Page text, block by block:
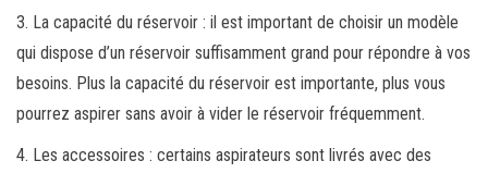
3. La capacité du réservoir : il est important de choisir un modèle
qui dispose d’un réservoir suffisamment grand pour répondre à vos
besoins. Plus la capacité du réservoir est importante, plus vous
pourrez aspirer sans avoir à vider le réservoir fréquemment.
4. Les accessoires : certains aspirateurs sont livrés avec des